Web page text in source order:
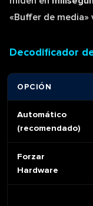
«Buffer de media»
Decodificador
OPCIÓN
Automático
(recomendado)
Forzar
Hardware